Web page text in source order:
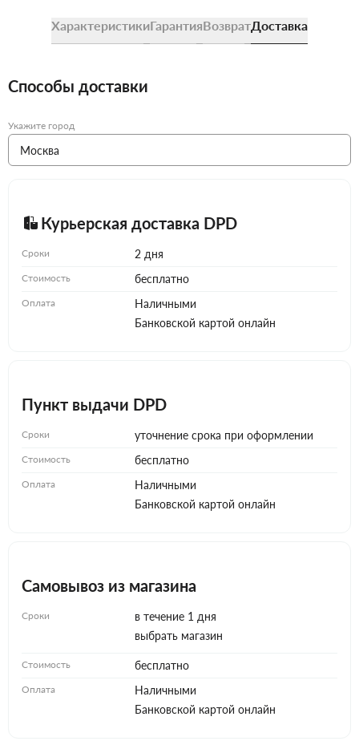
ХарактеристикиГарантияВозвратДоставка
Способы доставки
Укажите город
Курьерская доставка DPD
Сроки 2 дня
Стоимость бесплатно
Оплата
Наличными
Банковской картой онлайн
Пункт выдачи DPD
Сроки уточнение срока при оформлении
Стоимость бесплатно
Оплата
Наличными
Банковской картой онлайн
Самовывоз из магазина
Сроки
в течение 1 дня
выбрать магазин
Стоимость бесплатно
Оплата
Наличными
Банковской картой онлайн